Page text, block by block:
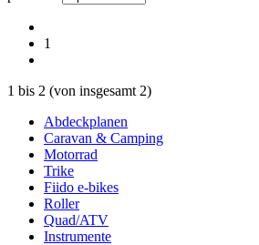
1
1 bis 2 (von insgesamt 2)
Abdeckplanen
Caravan & Camping
Motorrad
Trike
Fiido e-bikes
Roller
Quad/ATV
Instrumente